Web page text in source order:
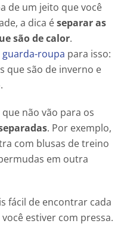
de um jeito que você
a dica éseparar as
são de calor.
roupa para isso:
que são de inverno e
não vão para os
. Por exemplo,
com blusas de treino
em outra
fácil de encontrar cada
estiver com pressa.